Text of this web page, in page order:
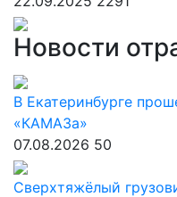
Новости
В Екатеринбурге
«КАМАЗа»
07.08.2026 50
Сверхтяжёлый